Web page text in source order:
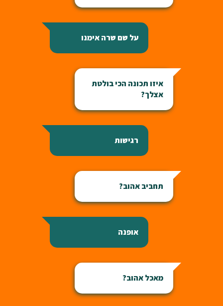
על שם שרה אימנו
איזו תכונה הכי בולטת
אצלך?
רגישות
תחביב אהוב?
אופנה
מאכל אהוב?